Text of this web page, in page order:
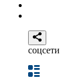
соцсети